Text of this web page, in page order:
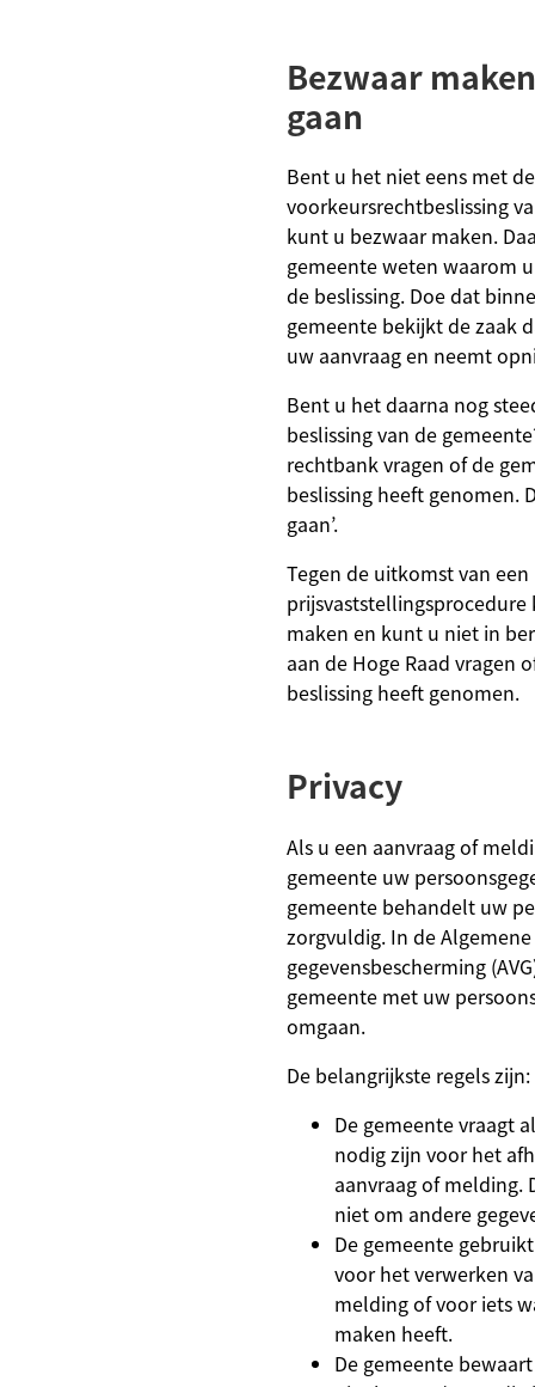
Bezwaar
gaan
Bent u het niet eens met de
voorkeursrechtbeslissing
kunt u bezwaar maken.
gemeente weten waarom
de beslissing. Doe dat
gemeente bekijkt de zaak
uw aanvraag en neemt
Bent u het daarna nog
beslissing van de
rechtbank vragen of de
beslissing heeft genomen.
gaan’.
Tegen de uitkomst van een
maken en kunt u niet in
aan de Hoge Raad vragen
beslissing heeft genomen.
Privacy
Als u een aanvraag of
gemeente uw
gemeente behandelt uw
zorgvuldig. In de
gegevensbescherming
gemeente met uw
omgaan.
De belangrijkste regels zijn:
De gemeente vraagt
nodig zijn voor het
aanvraag of melding.
niet om andere
De gemeente
voor het verwerken
melding of voor iets
maken heeft.
De gemeente